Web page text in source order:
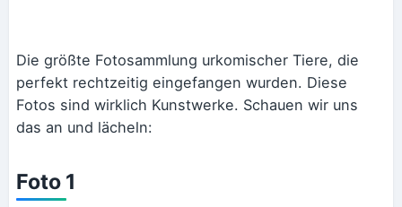
Die größte Fotosammlung urkomischer Tiere, die
perfekt rechtzeitig eingefangen wurden. Diese
Fotos sind wirklich Kunstwerke. Schauen wir uns
das an und lächeln:
Foto 1